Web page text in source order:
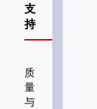
支
持
质
量
与